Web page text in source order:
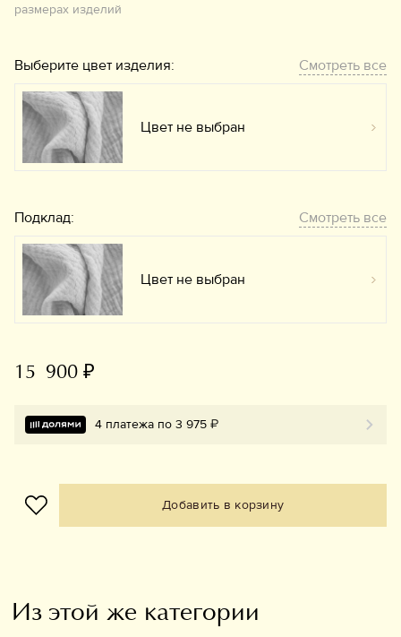
размерах изделий
Выберите цвет изделия: Смотреть все
Цвет не выбран
Подклад: Смотреть все
Цвет не выбран
15 900 ₽
4 платежа по 3 975 ₽
Добавить в корзину
Из этой же категории